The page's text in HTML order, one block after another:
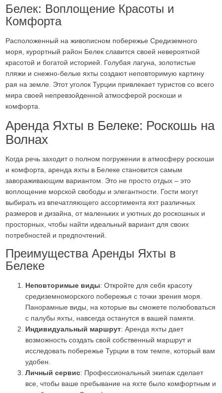
Белек: Воплощение Красоты и
Комфорта
Расположенный на живописном побережье Средиземного
моря, курортный район Белек славится своей невероятной
красотой и богатой историей. Голубая лагуна, золотистые
пляжи и снежно-белые яхты создают неповторимую картину
рая на земле. Этот уголок Турции привлекает туристов со всего
мира своей непревзойденной атмосферой роскоши и
комфорта.
Аренда Яхты в Белеке: Роскошь на
Волнах
Когда речь заходит о полном погружении в атмосферу роскоши
и комфорта, аренда яхты в Белеке становится самым
завораживающим вариантом. Это не просто отдых – это
воплощение морской свободы и элегантности. Гости могут
выбирать из впечатляющего ассортимента яхт различных
размеров и дизайна, от маленьких и уютных до роскошных и
просторных, чтобы найти идеальный вариант для своих
потребностей и предпочтений.
Преимущества Аренды Яхты в
Белеке
Неповторимые виды: Откройте для себя красоту
средиземноморского побережья с точки зрения моря.
Панорамные виды, на которые вы сможете полюбоваться
с палубы яхты, навсегда останутся в вашей памяти.
Индивидуальный маршрут: Аренда яхты дает
возможность создать свой собственный маршрут и
исследовать побережье Турции в том темпе, который вам
удобен.
Личный сервис: Профессиональный экипаж сделает
все, чтобы ваше пребывание на яхте было комфортным и